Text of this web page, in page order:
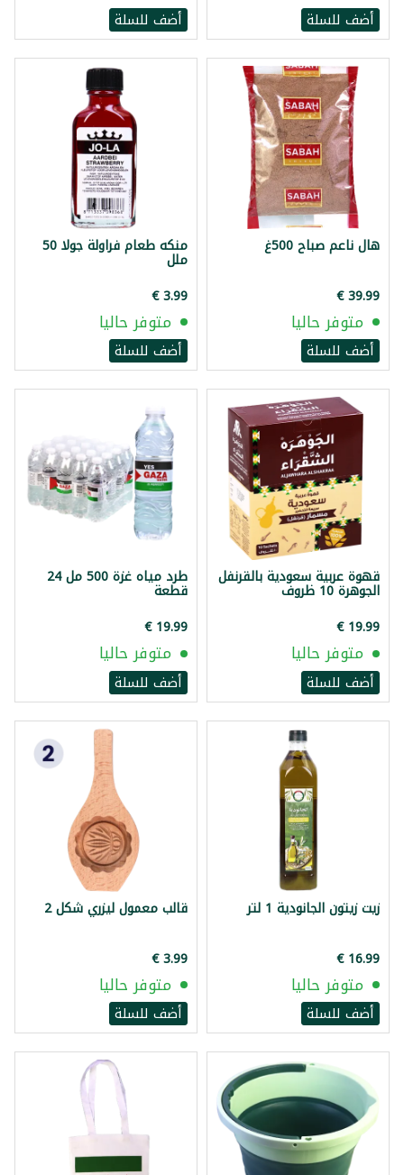
أضف للسلة أضف للسلة
هال ناعم صباح 500غ
متوفر حاليا
أضف للسلة
منكه طعام فراولة جولا 50
ملل
متوفر حاليا
أضف للسلة
قهوة عربية سعودية بالقرنفل
الجوهرة 10 ظروف
متوفر حاليا
أضف للسلة
طرد مياه غزة 500 مل 24
قطعة
متوفر حاليا
أضف للسلة
زيت زيتون الجانودية 1 لتر
متوفر حاليا
أضف للسلة
قالب معمول ليزري شكل 2
متوفر حاليا
أضف للسلة